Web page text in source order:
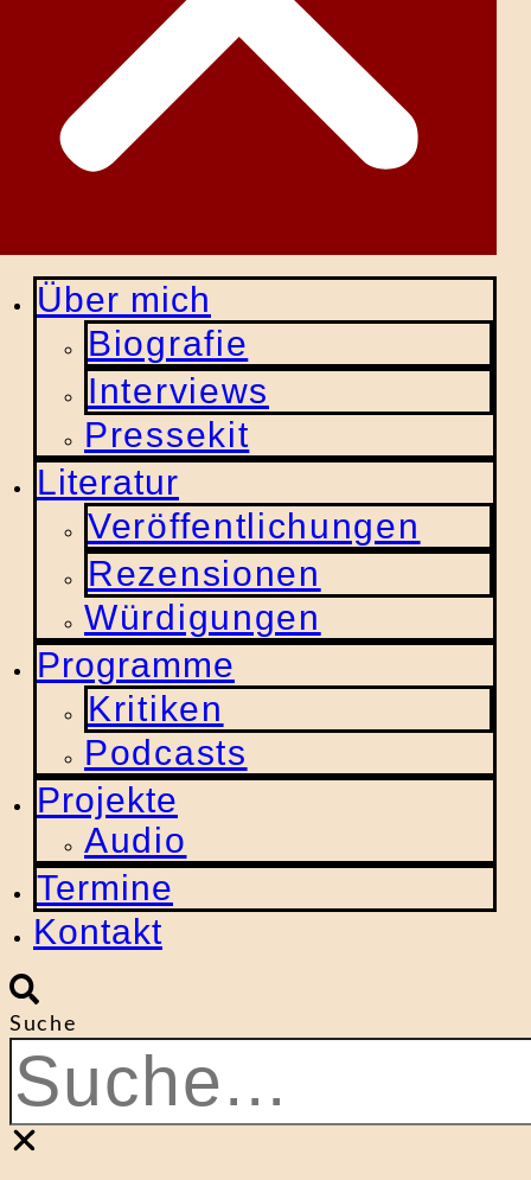
Über mich
Biografie
Interviews
Pressekit
Literatur
Veröffentlichungen
Rezensionen
Würdigungen
Programme
Kritiken
Podcasts
Projekte
Audio
Termine
Kontakt
Suche